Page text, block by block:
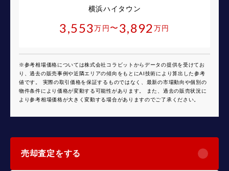
横浜ハイタウン
3,553万円 〜 3,892万円
※参考相場価格については株式会社コラビットからデータの提供を受けてお
り、過去の販売事例や近隣エリアの傾向をもとにAI技術により算出した参考
値です。 実際の取引価格を保証するものではなく、最新の市場動向や個別の
物件条件により価格が変動する可能性があります。 また、過去の販売状況に
より参考相場価格が大きく変動する場合がありますのでご了承ください。
売却査定をする